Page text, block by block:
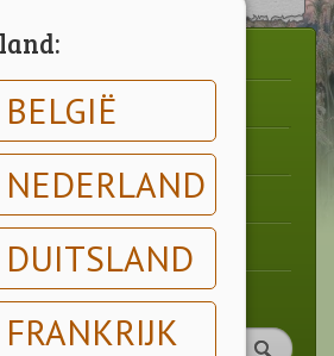
BELGIË
NEDERLAND
DUITSLAND
FRANKRIJK